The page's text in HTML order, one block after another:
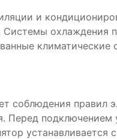
и
Системы охлаждения
климатические
соблюдения правил
Перед подключением